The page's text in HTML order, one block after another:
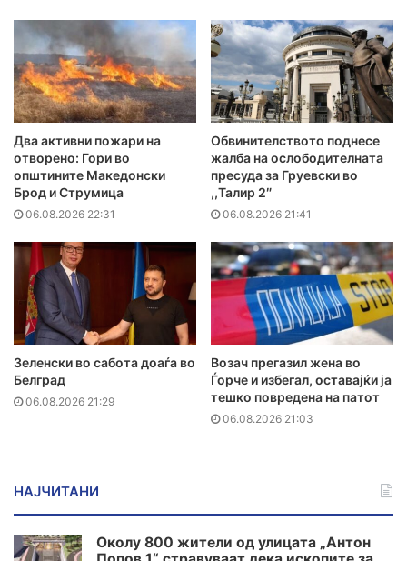
Два активни пожари на
отворено: Гори во
општините Македонски
Брод и Струмица
06.08.2026 22:31
Обвинителството поднесе
жалба на ослободителната
пресуда за Груевски во
,,Талир 2″
06.08.2026 21:41
Зеленски во сабота доаѓа во
Белград
06.08.2026 21:29
Возач прегазил жена во
Ѓорче и избегал, оставајќи ја
тешко повредена на патот
06.08.2026 21:03
НАЈЧИТАНИ
Околу 800 жители од улицата „Антон